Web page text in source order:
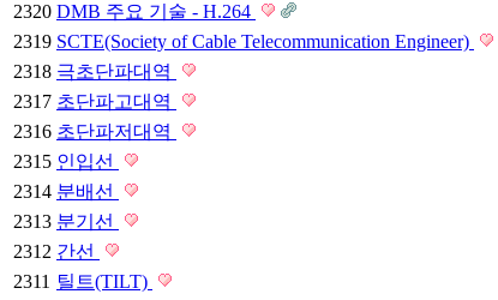
2320 DMB 주요 기술 - H.264
2319 SCTE(Society of Cable Telecommunication Engineer)
2318 극초단파대역
2317 초단파고대역
2316 초단파저대역
2315 인입선
2314 분배선
2313 분기선
2312 간선
2311 틸트(TILT)